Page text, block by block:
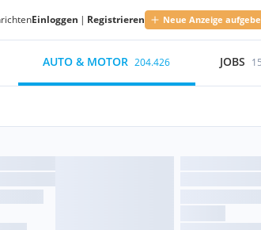
Einloggen | Registrieren Neue Anzeige
AUTO & MOTOR 204.426 JOBS